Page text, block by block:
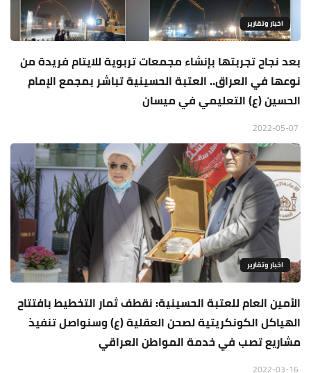
اخبار وتقارير
بعد نجاح تجربتها بإنشاء مجمعات تربوية للايتام فريدة من
نوعها في العراق.. العتبة الحسينية تباشر بمجمع الإمام
الحسين (ع) التعليمي في ميسان
اخبار وتقارير
الأمين العام للعتبة الحسينية: نقطف ثمار التخطيط بافتتاح
الهياكل الكونكريتية لصحن العقلية (ع) وسنواصل تنفيذ
مشاريع تصب في خدمة المواطن العراقي